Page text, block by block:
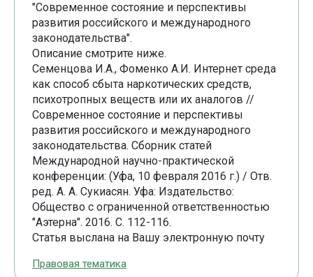
"Современное состояние и перспективы
развития российского и международного
законодательства".
Описание смотрите ниже.
Семенцова И.А., Фоменко А.И. Интернет среда
как способ сбыта наркотических средств,
психотропных веществ или их аналогов //
Современное состояние и перспективы
развития российского и международного
законодательства. Сборник статей
Международной научно-практической
конференции: (Уфа, 10 февраля 2016 г.) / Отв.
ред. А. А. Сукиасян. Уфа: Издательство:
Общество с ограниченной ответственностью
"Аэтерна". 2016. С. 112-116.
Статья выслана на Вашу электронную почту
Правовая тематика